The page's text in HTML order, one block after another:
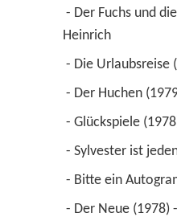
Heinrich
- Die Urlaubsreise
- Der Huchen
- Glückspiele
- Sylvester ist
- Bitte ein
- Der Neue (1978)